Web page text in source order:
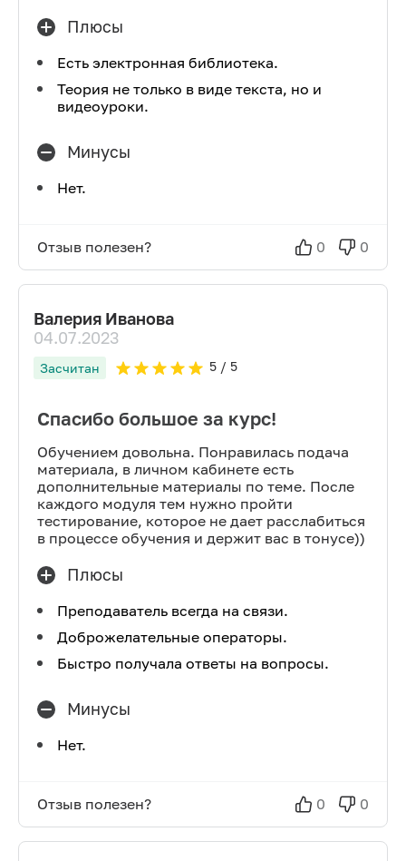
Плюсы
Есть электронная библиотека.
Теория не только в виде текста, но и
видеоуроки.
Минусы
Нет.
Отзыв полезен? 0 0
Валерия Иванова
04.07.2023
Засчитан 5/ 5
Спасибо большое за курс!
Обучением довольна. Понравилась подача
материала, в личном кабинете есть
дополнительные материалы по теме. После
каждого модуля тем нужно пройти
тестирование, которое не дает расслабиться
в процессе обучения и держит вас в тонусе))
Плюсы
Преподаватель всегда на связи.
Доброжелательные операторы.
Быстро получала ответы на вопросы.
Минусы
Нет.
Отзыв полезен? 0 0